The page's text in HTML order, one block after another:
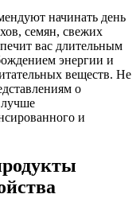
начинать день
семян, свежих
вас длительным
энергии и
веществ. Не
о
лучше
и